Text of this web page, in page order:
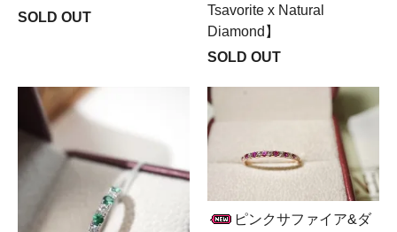
SOLD OUT
Tsavorite x Natural
Diamond】
SOLD OUT
ピンクサファイア&ダ